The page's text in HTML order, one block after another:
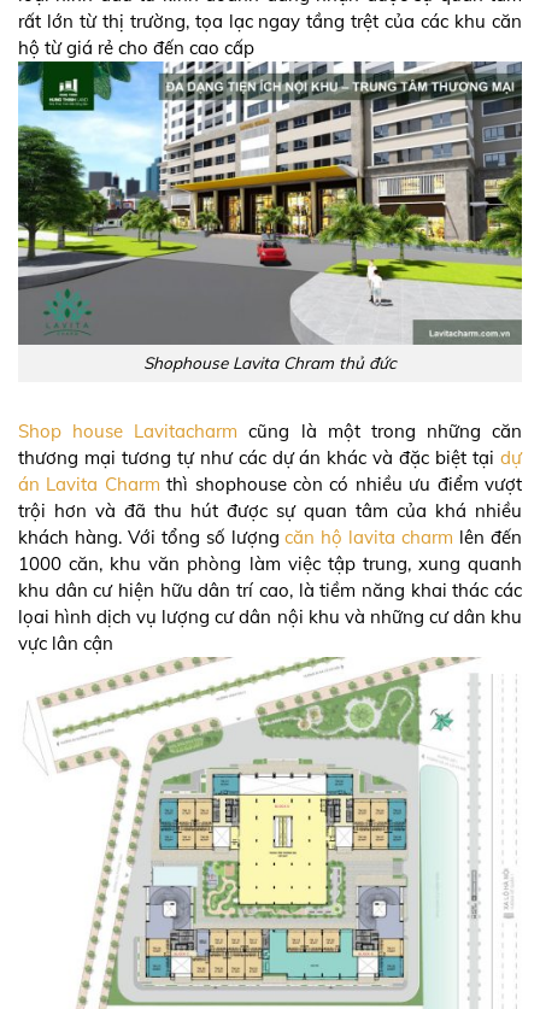
rất lớn từ thị trường, tọa lạc ngay tầng trệt của các khu căn
hộ từ giá rẻ cho đến cao cấp
Shophouse Lavita Chram thủ đức
Shop house Lavitacharm cũng là một trong những căn
thương mại tương tự như các dự án khác và đặc biệt tại dự
án Lavita Charm thì shophouse còn có nhiều ưu điểm vượt
trội hơn và đã thu hút được sự quan tâm của khá nhiều
khách hàng. Với tổng số lượngcăn hộ lavita charm lên đến
1000 căn, khu văn phòng làm việc tập trung, xung quanh
khu dân cư hiện hữu dân trí cao, là tiềm năng khai thác các
lọai hình dịch vụ lượng cư dân nội khu và những cư dân khu
vực lân cận